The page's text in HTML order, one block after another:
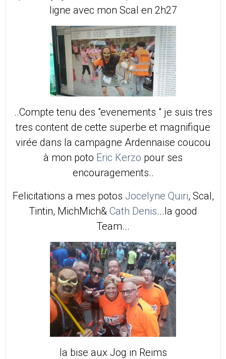
ligne avec mon Scal en 2h27
..Compte tenu des "evenements " je suis tres
tres content de cette superbe et magnifique
virée dans la campagne Ardennaise coucou
à mon poto Eric Kerzo pour ses
encouragements..
Felicitations a mes potos Jocelyne Quiri, Scal,
Tintin, MichMich& Cath Denis...la good
Team...
la bise aux Jog in Reims